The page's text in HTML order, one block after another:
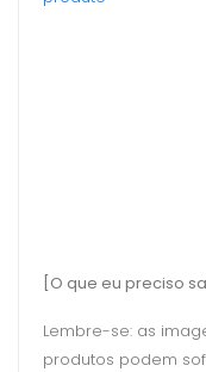
[O que eu preciso
Lembre-se: as
produtos podem